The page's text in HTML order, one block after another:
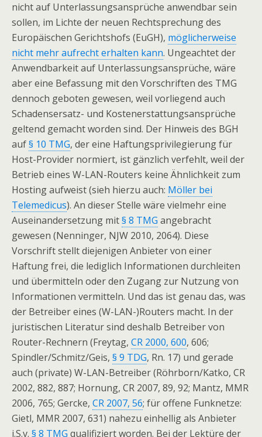
nicht auf Unterlassungsansprüche anwendbar sein
sollen, im Lichte der neuen Rechtsprechung des
Europäischen Gerichtshofs (EuGH), möglicherweise
nicht mehr aufrecht erhalten kann. Ungeachtet der
Anwendbarkeit auf Unterlassungsansprüche, wäre
aber eine Befassung mit den Vorschriften des TMG
dennoch geboten gewesen, weil vorliegend auch
Schadensersatz- und Kostenerstattungsansprüche
geltend gemacht worden sind. Der Hinweis des BGH
auf§ 10 TMG, der eine Haftungsprivilegierung für
Host-Provider normiert, ist gänzlich verfehlt, weil der
Betrieb eines W-LAN-Routers keine Ähnlichkeit zum
Hosting aufweist (sieh hierzu auch: Möller bei
Telemedicus). An dieser Stelle wäre vielmehr eine
Auseinandersetzung mit§ 8 TMG angebracht
gewesen (Nenninger, NJW 2010, 2064). Diese
Vorschrift stellt diejenigen Anbieter von einer
Haftung frei, die lediglich Informationen durchleiten
und übermitteln oder den Zugang zur Nutzung von
Informationen vermitteln. Und das ist genau das, was
der Betreiber eines (W-LAN-)Routers macht. In der
juristischen Literatur sind deshalb Betreiber von
Router-Rechnern (Freytag, CR 2000, 600, 606;
Spindler/Schmitz/Geis, § 9 TDG, Rn. 17) und gerade
auch (private) W-LAN-Betreiber (Röhrborn/Katko, CR
2002, 882, 887; Hornung, CR 2007, 89, 92; Mantz, MMR
2006, 765; Gercke, CR 2007, 56; für offene Funknetze:
Gietl, MMR 2007, 631) nahezu einhellig als Anbieter
i.S.v. § 8 TMG qualifiziert worden. Bei der Lektüre der